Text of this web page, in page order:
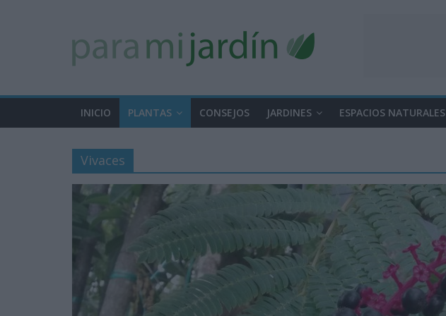
INICIO PLANTAS CONSEJOS JARDINES ESPACIOS NATURALES
Vivaces